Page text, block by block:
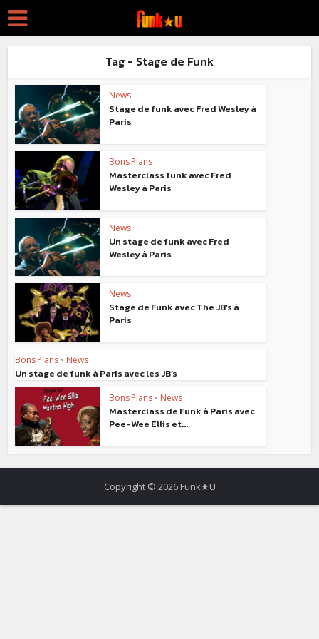
Tag - Stage de Funk
News
Stage de funk avec Fred Wesley à
Paris
Bons Plans
Masterclass funk avec Fred
Wesley à Paris
News
Un stage de funk avec Fred
Wesley à Paris
News
Stage de Funk avec The JB’s à
Paris
Bons Plans • News
Un stage de funk à Paris avec les JB’s
Bons Plans • News
Masterclass de Funk à Paris avec
Pee-Wee Ellis et...
Copyright © 2026 Funk★U